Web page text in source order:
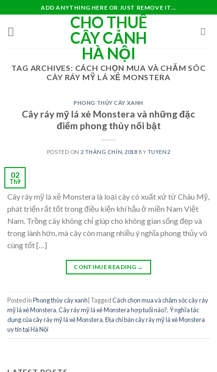
content
ADD ANYTHING HERE OR JUST REMOVE IT...
CHO THUÊ
CÂY CẢNH
HÀ NỘI
TAG ARCHIVES: CÁCH CHỌN MUA VÀ CHĂM SÓC
CÂY RÁY MỸ LÁ XẺ MONSTERA
PHONG THỦY CÂY XANH
Cây ráy mỹ lá xẻ Monstera và những đặc
điểm phong thủy nổi bật
POSTED ON 2 THÁNG CHÍN, 2018 BY TUYEN2
02
Th9
Cây ráy mỹ lá xẻ Monstera là loại cây có xuất xứ từ Châu Mỹ,
phát triển rất tốt trong điều kiện khí hậu ở miền Nam Việt
Nam. Trồng cây không chỉ giúp cho không gian sống đẹp và
trong lành hơn, mà cây còn mang nhiều ý nghĩa phong thủy vô
cùng tốt […]
CONTINUE READING →
Posted inPhong thủy cây xanh TaggedCách chọn mua và chăm sóc cây ráy
mỹ lá xẻ Monstera,Cây ráy mỹ lá xẻ Monstera hợp tuổi nào?,Ý nghĩa tác
dụng của cây ráy mỹ lá xẻ Monstera,Địa chỉ bán cây ráy mỹ lá xẻ Monstera
uy tín tại Hà Nội